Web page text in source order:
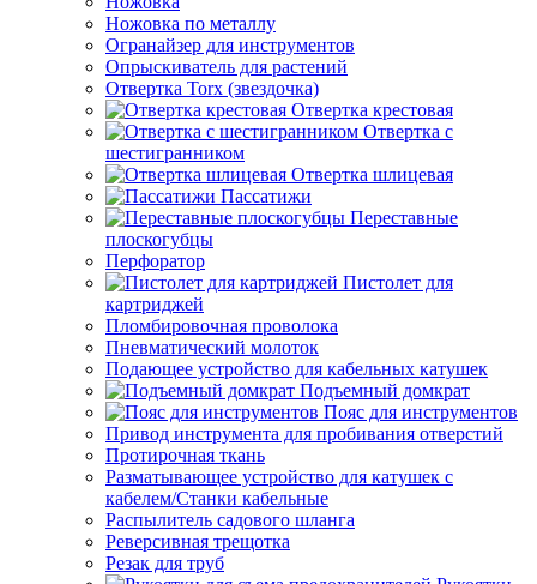
Ножовка по металлу
Огранайзер для инструментов
Опрыскиватель для растений
Отвертка Torx (звездочка)
Отвертка крестовая
Отвертка с
шестигранником
Отвертка шлицевая
Пассатижи
Переставные
плоскогубцы
Перфоратор
Пистолет для
картриджей
Пломбировочная проволока
Пневматический молоток
Подающее устройство для кабельных катушек
Подъемный домкрат
Пояс для инструментов
Привод инструмента для пробивания отверстий
Протирочная ткань
Разматывающее устройство для катушек с
кабелем/Станки кабельные
Распылитель садового шланга
Реверсивная трещотка
Резак для труб